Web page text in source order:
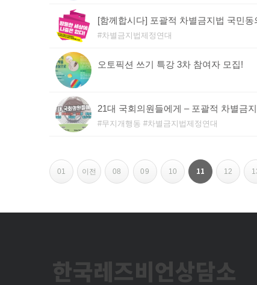
[함께합시다] 포괄적 차별금지법 국민동
차별금지법제정연대
오토픽션 쓰기 특강 3차 참여자 모집!
21대 국회의원들에게 – 포괄적 차별금
무지개행동 차별금지법제정연대
페
비
01 이전 08 09 10 11 12
한국레즈비언상담소